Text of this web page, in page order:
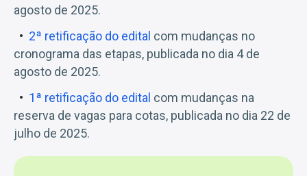
agosto de 2025.
2ª retificação do edital com mudanças no
cronograma das etapas, publicada no dia 4 de
agosto de 2025.
1ª retificação do edital com mudanças na
reserva de vagas para cotas, publicada no dia 22 de
julho de 2025.